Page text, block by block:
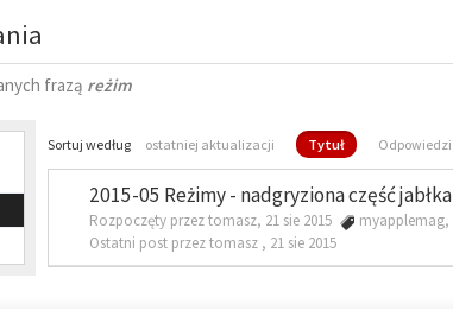
frazą reżim
Sortuj według ostatniej aktualizacji Tytuł Odpowiedzi
2015-05 Reżimy - nadgryziona część jabłka
Rozpoczęty przez tomasz, 21 sie 2015
myapplemag,
Ostatni post przez tomasz , 21 sie 2015